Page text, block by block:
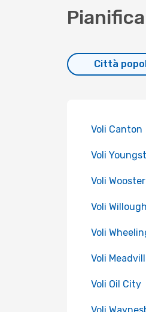
Città
Voli Canton
Voli
Voli Wooster
Voli
Voli
Voli
Voli Oil City